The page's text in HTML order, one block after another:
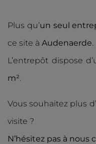
Plus qu’un seul
ce site à Audenaerde.
L’entrepôt dispose
m².
Vous souhaitez plus
visite ?
N’hésitez pas à nous